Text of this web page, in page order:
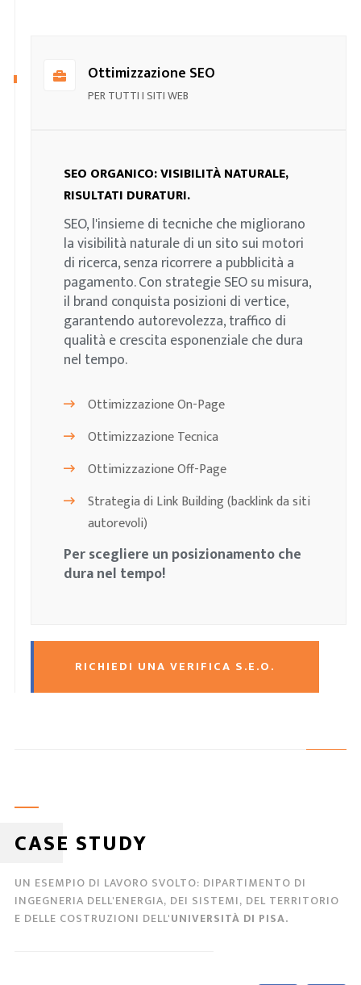
Ottimizzazione SEO
PER TUTTI I SITI WEB
SEO ORGANICO: VISIBILITÀ NATURALE,
RISULTATI DURATURI.
SEO, l'insieme di tecniche che migliorano
la visibilità naturale di un sito sui motori
di ricerca, senza ricorrere a pubblicità a
pagamento. Con strategie SEO su misura,
il brand conquista posizioni di vertice,
garantendo autorevolezza, traffico di
qualità e crescita esponenziale che dura
nel tempo.
Ottimizzazione On-Page
Ottimizzazione Tecnica
Ottimizzazione Off-Page
Strategia di Link Building (backlink da siti
autorevoli)
Per scegliere un posizionamento che
dura nel tempo!
RICHIEDI UNA VERIFICA S.E.O.
CASE STUDY
UN ESEMPIO DI LAVORO SVOLTO: DIPARTIMENTO DI
INGEGNERIA DELL'ENERGIA, DEI SISTEMI, DEL TERRITORIO
E DELLE COSTRUZIONI DELL'UNIVERSITÀ DI PISA.